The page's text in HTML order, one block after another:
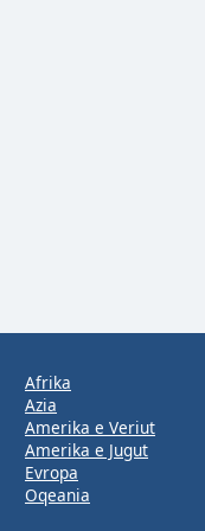
Afrika
Azia
Amerika e Veriut
Amerika e Jugut
Evropa
Oqeania